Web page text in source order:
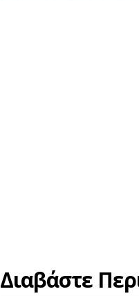
Διαβάστε